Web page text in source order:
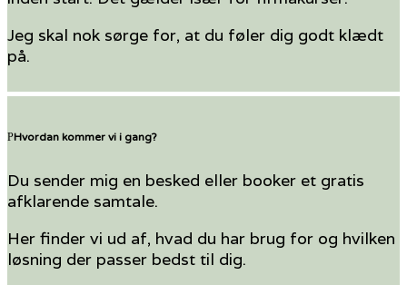
Jeg skal nok sørge for, at du føler dig godt klædt
på.
Hvordan kommer vi i gang?
Du sender mig en besked eller booker et gratis
afklarende samtale.
Her finder vi ud af, hvad du har brug for og hvilken
løsning der passer bedst til dig.